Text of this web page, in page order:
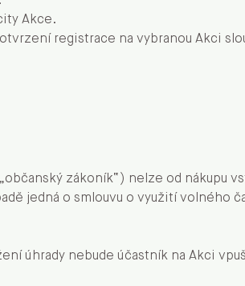
Akce.
registrace na vybranou Akci
zákoník“) nelze od nákupu
jedná o smlouvu o využití volného
úhrady nebude účastník na Akci